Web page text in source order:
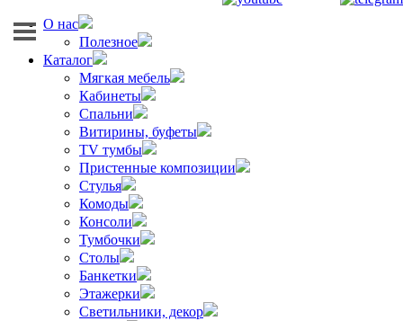
О нас
Полезное
Каталог
Мягкая мебель
Кабинеты
Спальни
Витирины, буфеты
TV тумбы
Пристенные композиции
Стулья
Комоды
Консоли
Тумбочки
Столы
Банкетки
Этажерки
Светильники, декор